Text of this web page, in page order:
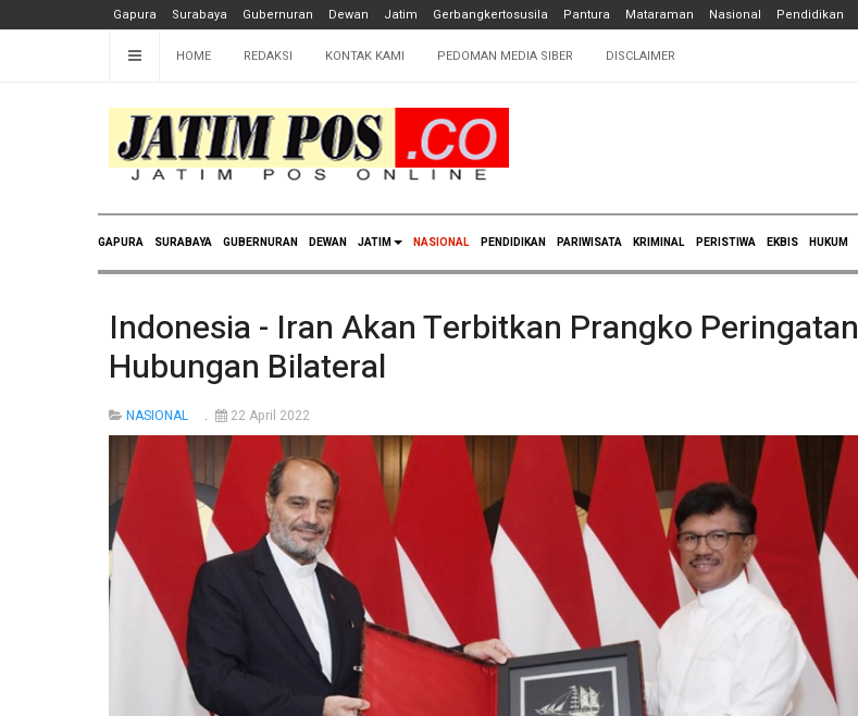
Gapura Surabaya Gubernuran Dewan Jatim Gerbangkertosusila Pantura Mataraman Nasional Pendidikan
HOME REDAKSI KONTAK KAMI PEDOMAN MEDIA SIBER DISCLAIMER
GAPURA SURABAYA GUBERNURAN DEWAN JATIM NASIONAL PENDIDIKAN PARIWISATA KRIMINAL PERISTIWA EKBIS HUKUM
Indonesia - Iran Akan Terbitkan Prangko Peringatan
Hubungan Bilateral
NASIONAL 22 April 2022